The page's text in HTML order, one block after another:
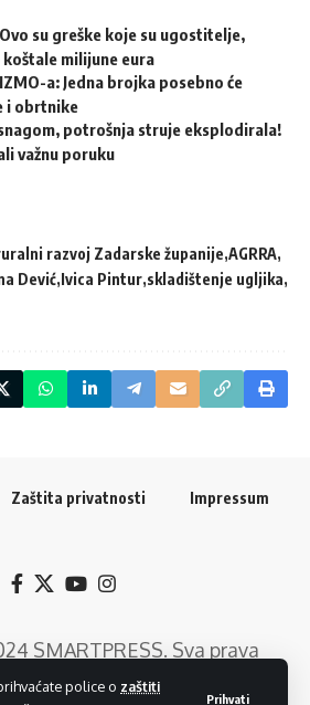
police o zaštiti
Prihvati
su greške koje su ugostitelje,
milijune eura
a: Jedna brojka posebno će
i obrtnike
potrošnja struje eksplodirala!
važnu poruku
razvoj Zadarske županije AGRRA
Dević Ivica Pintur skladištenje ugljika
Zaštita privatnosti Impressum
SMARTPRESS. Sva prava
web rješenja:GTrends -